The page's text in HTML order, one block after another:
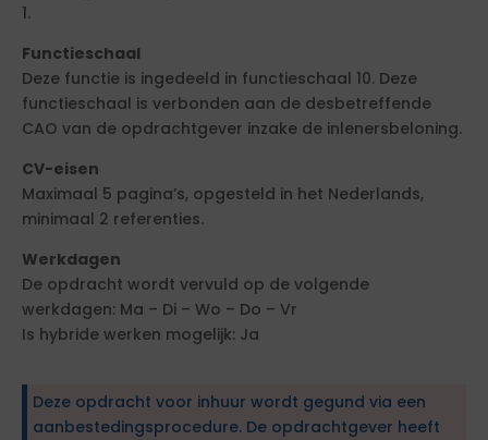
1.
Functieschaal
Deze functie is ingedeeld in functieschaal 10. Deze
functieschaal is verbonden aan de desbetreffende
CAO van de opdrachtgever inzake de inlenersbeloning.
CV-eisen
Maximaal 5 pagina’s, opgesteld in het Nederlands,
minimaal 2 referenties.
Werkdagen
De opdracht wordt vervuld op de volgende
werkdagen: Ma – Di – Wo – Do – Vr
Is hybride werken mogelijk: Ja
Deze opdracht voor inhuur wordt gegund via een
aanbestedingsprocedure. De opdrachtgever heeft